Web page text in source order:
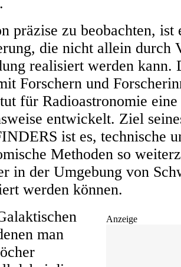
präzise zu beobachten, ist
die nicht allein durch
realisiert werden kann.
Forschern und
für Radioastronomie eine
entwickelt. Ziel
ist es, technische
Methoden so
in der Umgebung von
werden können.
Anzeige
man